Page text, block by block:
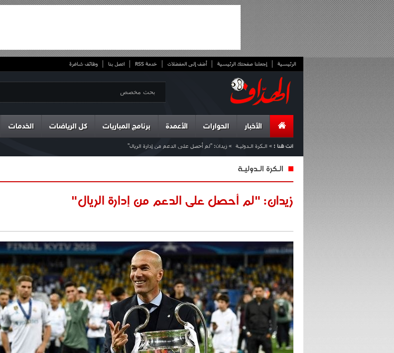
الرئيسية إجعلنا صفحتك الرئيسية أضف إلى المفضلات خدمة RSS اتصل بنا وظائف شاغرة
الأخبار الحوارات الأعمدة برنامج المباريات كل الرياضات الخدمات
انت هنا : » الـكرة الـدوليـة » زيدان: "لم أحصل على الدعم من إدارة الريال"
الـكرة الـدوليـة
زيدان: "لم أحصل على الدعم من إدارة الريال"